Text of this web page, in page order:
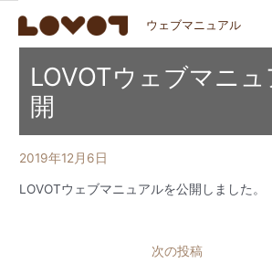
ウェブマニュアル
LOVOTウェブマニ
開
2019年12月6日
LOVOTウェブマニュアルを公開しました。
次の投稿